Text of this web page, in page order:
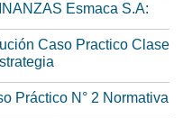
Esmaca S.A:
Caso Practico Clase
Práctico N° 2 Normativa